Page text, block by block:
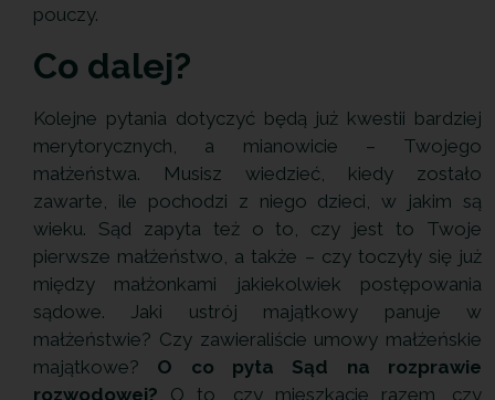
pouczy.
Co dalej?
Kolejne pytania dotyczyć będą już kwestii bardziej
merytorycznych, a mianowicie – Twojego
małżeństwa. Musisz wiedzieć, kiedy zostało
zawarte, ile pochodzi z niego dzieci, w jakim są
wieku. Sąd zapyta też o to, czy jest to Twoje
pierwsze małżeństwo, a także – czy toczyły się już
między małżonkami jakiekolwiek postępowania
sądowe. Jaki ustrój majątkowy panuje w
małżeństwie? Czy zawieraliście umowy małżeńskie
majątkowe? O co pyta Sąd na rozprawie
rozwodowej? O to, czy mieszkacie razem, czy